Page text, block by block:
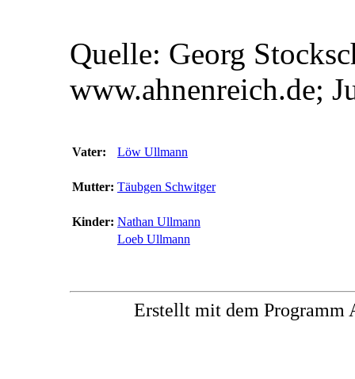
Quelle: Georg
www.ahnenreich.de;
Vater: Löw Ullmann
Mutter: Täubgen Schwitger
Kinder: Nathan Ullmann
Loeb Ullmann
Erstellt mit dem